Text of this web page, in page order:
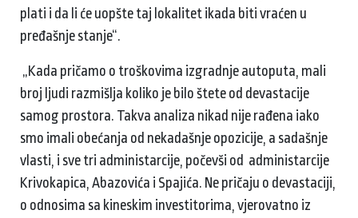
plati i da li će uopšte taj lokalitet ikada biti vraćen u
pređašnje stanje“.
„Kada pričamo o troškovima izgradnje autoputa, mali
broj ljudi razmišlja koliko je bilo štete od devastacije
samog prostora. Takva analiza nikad nije rađena iako
smo imali obećanja od nekadašnje opozicije, a sadašnje
vlasti, i sve tri administarcije, počevši od administarcije
Krivokapica, Abazovića i Spajića. Ne pričaju o devastaciji,
o odnosima sa kineskim investitorima, vjerovatno iz